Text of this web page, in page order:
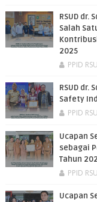
RSUD dr.
Salah
2025
PPID
RSUD dr.
Safety
PPID
Ucapan
sebagai
Tahun
PPID
Ucapan